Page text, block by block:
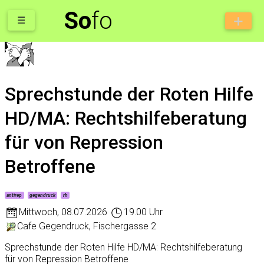
Sofo
☰
Sprechstunde der Roten Hilfe
HD/MA: Rechtshilfeberatung
für von Repression
Betroffene
antirep gegendruck rh
Mittwoch, 08.07.2026
19.00 Uhr
Cafe Gegendruck, Fischergasse 2
Sprechstunde der Roten Hilfe HD/MA: Rechtshilfeberatung
für von Repression Betroffene